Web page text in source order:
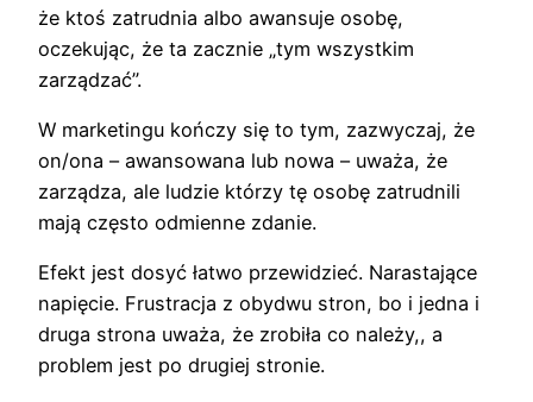
że ktoś zatrudnia albo awansuje osobę,
oczekując, że ta zacznie „tym wszystkim
zarządzać”.
W marketingu kończy się to tym, zazwyczaj, że
on/ona – awansowana lub nowa – uważa, że
zarządza, ale ludzie którzy tę osobę zatrudnili
mają często odmienne zdanie.
Efekt jest dosyć łatwo przewidzieć. Narastające
napięcie. Frustracja z obydwu stron, bo i jedna i
druga strona uważa, że zrobiła co należy,, a
problem jest po drugiej stronie.